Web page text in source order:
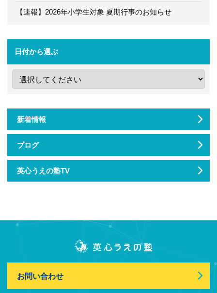
【速報】2026年小学生対象 夏期行事のお知らせ
日付から選ぶ
新着情報
ブログ
英心うえの塾TV
お問い合わせ